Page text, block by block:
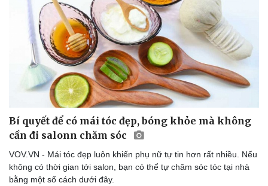
check-in
Podcast
Câu chuyện thời sự
Đọc truyện đêm khuya
Cửa sổ tình yêu
Bí quyết để có mái tóc đẹp, bóng khỏe mà không
cần đi salonn chăm sóc
VOV.VN - Mái tóc đẹp luôn khiến phụ nữ tự tin hơn rất nhiều. Nếu
không có thời gian tới salon, bạn có thể tự chăm sóc tóc tại nhà
bằng một số cách dưới đây.